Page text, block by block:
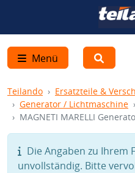
Menü
Teilando Ersatzteile &
Generator / Lichtmaschine
MAGNETI MARELLI
Die Angaben zu Ihrem
unvollständig. Bitte